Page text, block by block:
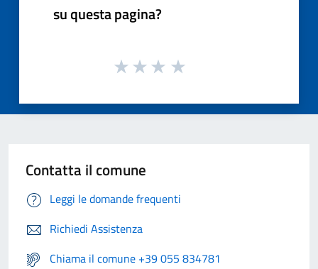
su questa pagina?
Contatta il comune
Leggi le domande frequenti
Richiedi Assistenza
Chiama il comune +39 055 834781